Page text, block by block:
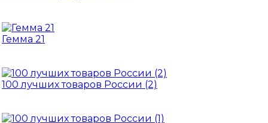
Гемма 21
100 лучших товаров России (2)